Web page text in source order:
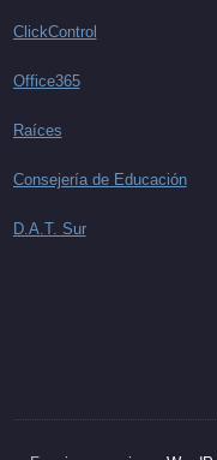
ClickControl
Office365
Raíces
Consejería de Educación
D.A.T. Sur